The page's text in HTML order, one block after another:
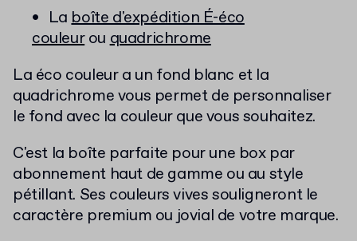
Laboîte d'expédition É-éco
couleurouquadrichrome
La éco couleur a un fond blanc et la
quadrichrome vous permet de personnaliser
le fond avec la couleur que vous souhaitez.
C'est la boîte parfaite pour une box par
abonnement haut de gamme ou au style
pétillant. Ses couleurs vives souligneront le
caractère premium ou jovial de votre marque.